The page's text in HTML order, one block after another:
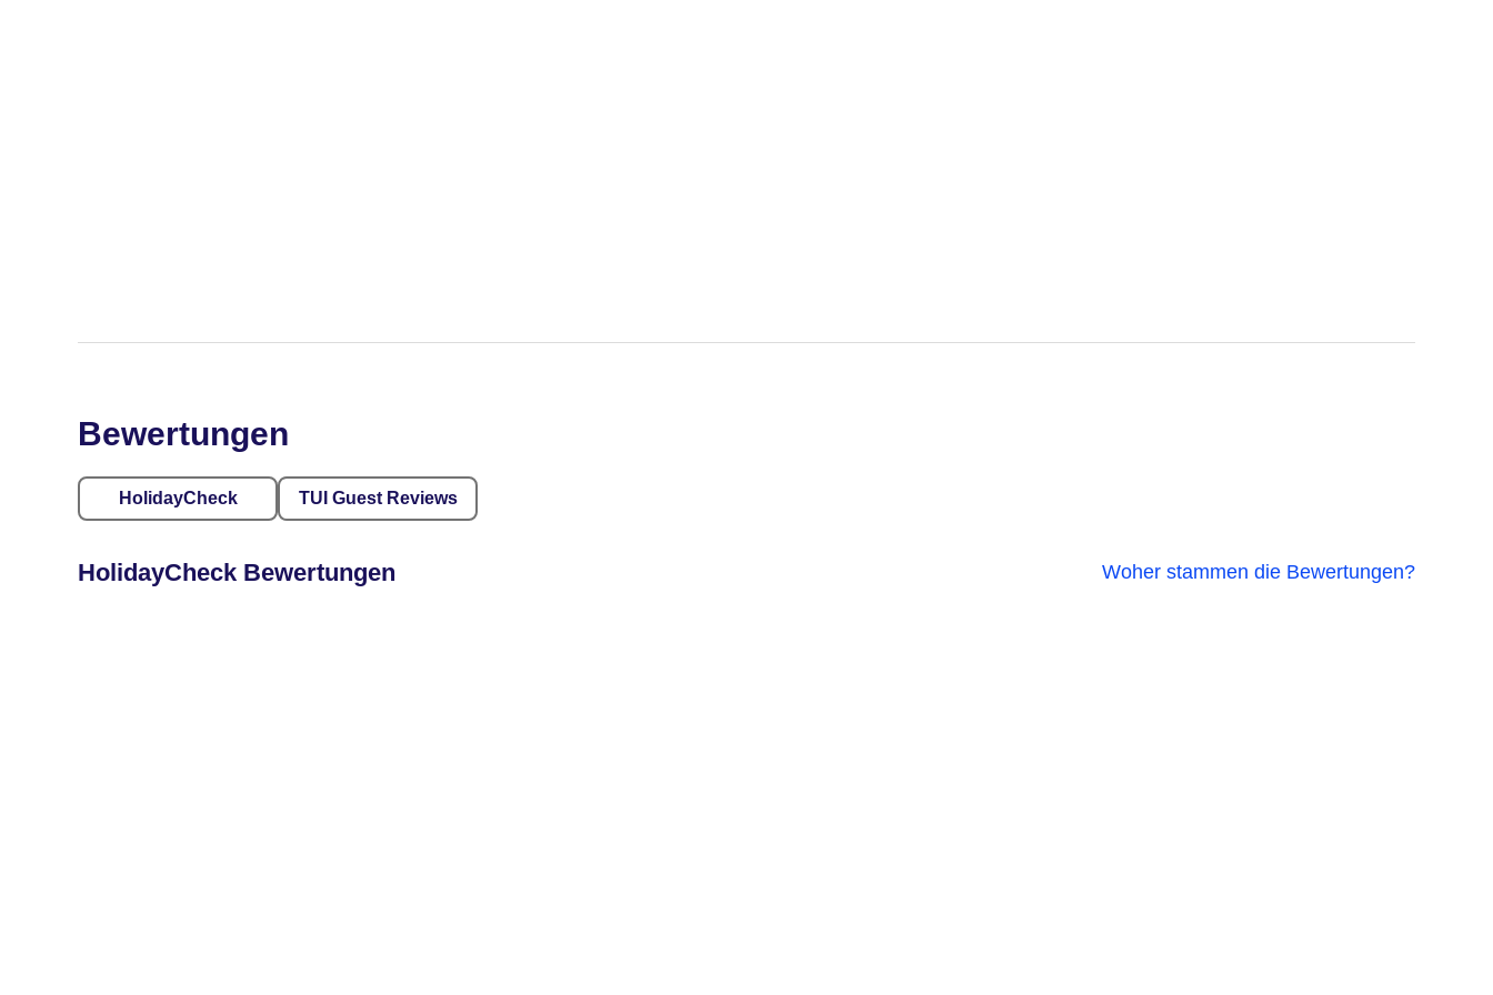
Bewertungen
HolidayCheck TUI Guest Reviews
HolidayCheck Bewertungen Woher stammen die Bewertungen?